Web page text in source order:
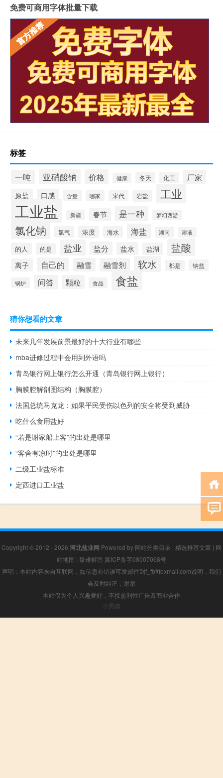
免费可商用字体批量下载
标签
一吨 亚硝酸钠 价格 健康 冬天 化工 厂家
原盐 口感 含量 哪家 宋代 岩盐 工业
工业盐 新疆 春节 是一种 梦幻西游
氯化钠 氯气 浓度 海水 海盐 湖南 溶液
的人 的是 盐业 盐分 盐水 盐湖 盐酸
离子 自己的 融雪 融雪剂 软水 都是 钠盐
锅炉 问答 颗粒 食品 食盐
猜你想看的文章
未来几年发展前景最好的十大行业有哪些
mba进修过程中会用到外语吗
青岛银行网上银行怎么开通（青岛银行网上银行）
胸膜腔解剖图结构（胸膜腔）
法国总统马克龙：如果平民受伤以色列的安全将受到威胁
吃什么食用盐好
“若是谢家船上客”的出处是哪里
“客舍有凉时”的出处是哪里
二级工业盐标准
定西进口工业盐
Copyright © 2012 - 2026 河北盐业网 Powered by 网站分类目录 | 精选推荐文章 | 网
站地图 | 疑难解答 冀ICP备字08007068号
声明：本站内容来自互联网，如信息有错误可发邮件到f_fb#foxmail.com说明，我们
会及时纠正，谢谢
本站仅为个人兴趣爱好，不接盈利性广告及商业合作
小男孩